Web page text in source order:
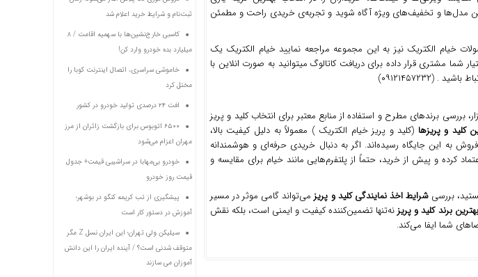
مدل‌ها و تخفیف‌های ویژه آگاه شوید و تجربه‌ی خریدی راحت و مطمئن
خیام الکتریک نیز به این مجموعه مراجعه نمایید خیام الکتریک یک
شما مشتری قرار داده برای دریافت کاتالوگ میتوانید به صورت انلاین با
(۰۹۱۲۱۴۵۷۲۳۲)
برندهای مطرح و استفاده از منابع معتبر برای انتخاب کلید و پریز
کلید و پریزها (کلید و پریز خیام الکتریک ) معمولاً به دلیل کیفیت بالا،
به این جایگاه رسیده‌اند. اگر به دنبال خریدی حرفه‌ای و هوشمندانه
کرده و پیش از خرید، حتماً از پلتفرم‌هایی مانند خیام برای مقایسه و
بررسی شرایط اخذ نمایندگی کلید و پریزمی‌تواند گامی موثر در مسیر
بهترین برند کلید و پریزنه‌تنها تضمین‌کننده کیفیت و ایمنی است، بلکه نقش
شما ایفا می‌کند.
ثبت‌نام و شرایط خرید اعلام شد
کاسبی خارج‌نشین‌ها با سهمیه اقامت / ۸
میلیارد بده خودرو وارد کن!
خاموشی سراسری، اتصال اینترنت کوبا را
مختل کرد
افت ۲۴ درصدی تولید خودرو در کشور
۶۵۰۰ اتوبوس برای بازگشت زائران از مرز
مهران اعزام می‌شود
خودرو بی‌مهابا در سراشیبی قیمت+ جدول
قیمت روز خودرو
پیشگیری از تب کریمه کنگو در بوشهر؛
آموزش در دستور کار است
سیلیکن ولیِ تهران؛ این ایران نسل Z مگر
متوقف شدنی است؟ / آینده ایران را این دانش
آموزان می سازند